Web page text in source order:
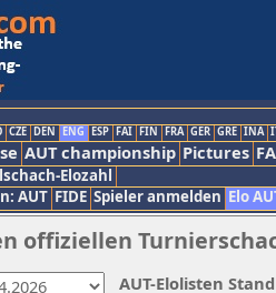
CZE DEN ENG ESP FAI FIN FRA GER GRE INA
AUT championship Pictures
Elozahl
AUT FIDE Spieler anmelden Elo
offiziellen
AUT-Elolisten